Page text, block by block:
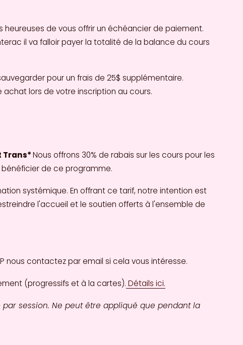
de vous offrir un échéancier de paiement.
il va falloir payer la totalité de la balance du cours
pour un frais de 25$ supplémentaire.
lors de votre inscription au cours.
Trans* Nous offrons 30% de rabais sur les cours pour les
bénéficier de ce programme.
systémique. En offrant ce tarif, notre intention est
l'accueil et le soutien offerts à l'ensemble de
nous contactez par email si cela vous intéresse.
(progressifs et à la cartes). Détails ici.
session. Ne peut être appliqué que pendant la